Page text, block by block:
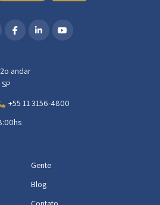
andar
+55 11 3156-4800
Gente
Blog